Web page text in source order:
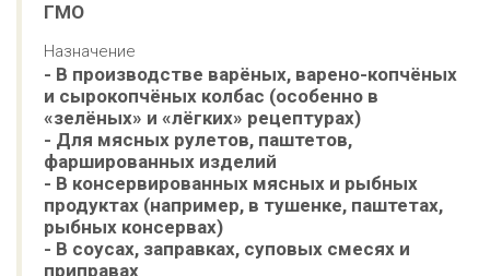
ГМО
Назначение
- В производстве варёных, варено-копчёных
и сырокопчёных колбас (особенно в
«зелёных» и «лёгких» рецептурах)
- Для мясных рулетов, паштетов,
фаршированных изделий
- В консервированных мясных и рыбных
продуктах (например, в тушенке, паштетах,
рыбных консервах)
- В соусах, заправках, суповых смесях и
приправах